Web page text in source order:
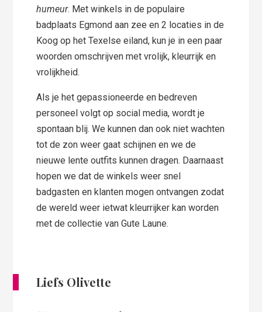
humeur. Met winkels in de populaire
badplaats Egmond aan zee en 2 locaties in de
Koog op het Texelse eiland, kun je in een paar
woorden omschrijven met vrolijk, kleurrijk en
vrolijkheid.
Als je het gepassioneerde en bedreven
personeel volgt op social media, wordt je
spontaan blij. We kunnen dan ook niet wachten
tot de zon weer gaat schijnen en we de
nieuwe lente outfits kunnen dragen. Daarnaast
hopen we dat de winkels weer snel
badgasten en klanten mogen ontvangen zodat
de wereld weer ietwat kleurrijker kan worden
met de collectie van Gute Laune.
Liefs Olivette